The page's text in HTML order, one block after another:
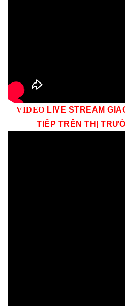
VIDEO LIVE STREAM
TIẾP TRÊN THỊ